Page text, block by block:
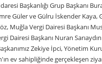
Başkanlığı Grup Başkanı
Güler ve Gülru İskender Kaya,
Muğla Vergi Dairesi Başkanı
Dairesi Başkanı Nuran
Zekiye İpci, Yönetim
ev sahipliğinde gerçekleşen